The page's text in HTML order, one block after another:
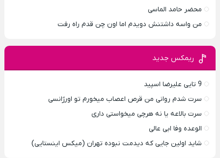
محضر حامد الماسی
من واسه داشتنش دویدم اما اون چن قدم راه رفت
ریمکس جدید
9 تایی علیرضا اسپید
سرت شدم روانی من قرص اعصاب میخورم تو اورژانسی
سرت بالاعه یا نه هرچی میخواستی داری
الوعده وفا ابی عالی
شاید اولین جایی که دیدمت نبوده تهران (میکس اینستایی)